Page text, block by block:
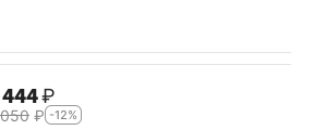
₽
₽ -12%